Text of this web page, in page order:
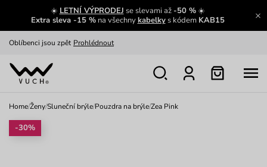
☀️ LETNÍ VÝPRODEJ se slevami až -50 %☀️
Extra sleva -15 %na všechnykabelkys kódem KAB15
Výměna a vrácení zdarma Zobrazit
Oblíbenci jsou zpět Prohlédnout
Nech se inspirovat
Home/Ženy/Sluneční brýle/Pouzdra na brýle/Zea Pink
-30%